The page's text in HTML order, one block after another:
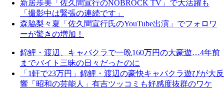
新居歩美「佐久間宣行のNOBROCK TV」で大活躍も
「撮影中は緊張の連続です」
森脇梨々夏「佐久間宣行氏のYouTube出演」でフォロワ
ーが驚きの増加！
錦鯉・渡辺、キャバクラで一晩160万円の大豪遊…4年前
までバイト三昧の日々だったのに
「1軒で23万円」錦鯉・渡辺の豪快キャバクラ遊びが大反
響「昭和の芸能人」有吉ツッコミも好感度抜群のワケ